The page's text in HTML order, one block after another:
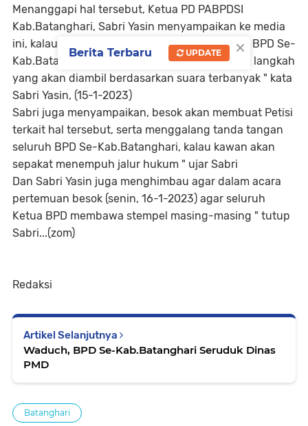
Menanggapi hal tersebut, Ketua PD PABPDSI
Kab.Batanghari, Sabri Yasin menyampaikan ke media
ini, kalau besok akan menggelar rapat internal BPD Se-
Kab.Batanghari, serta mendengarkan apa saja langkah
yang akan diambil berdasarkan suara terbanyak " kata
Sabri Yasin, (15-1-2023)
Sabri juga menyampaikan, besok akan membuat Petisi
terkait hal tersebut, serta menggalang tanda tangan
seluruh BPD Se-Kab.Batanghari, kalau kawan akan
sepakat menempuh jalur hukum " ujar Sabri
Dan Sabri Yasin juga menghimbau agar dalam acara
pertemuan besok (senin, 16-1-2023) agar seluruh
Ketua BPD membawa stempel masing-masing " tutup
Sabri...(zom)
Redaksi
Artikel Selanjutnya
Waduch, BPD Se-Kab.Batanghari Seruduk Dinas
PMD
Batanghari
×
Berita Terbaru UPDATE